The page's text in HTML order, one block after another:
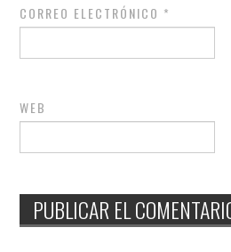
CORREO ELECTRÓNICO *
WEB